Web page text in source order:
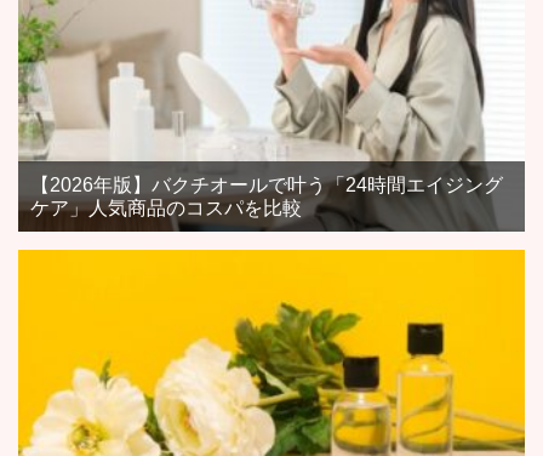
【2026年版】バクチオールで叶う「24時間エイジング
ケア」人気商品のコスパを比較